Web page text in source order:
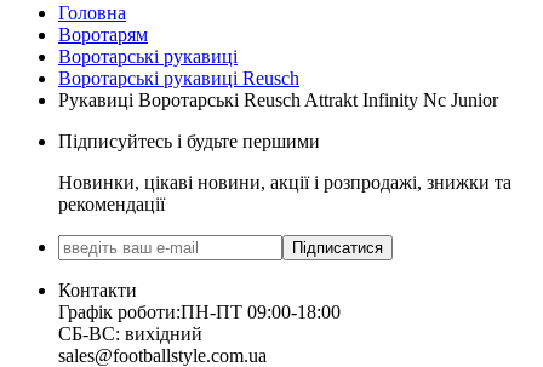
Головна
Воротарям
Воротарські рукавиці
Воротарські рукавиці Reusch
Рукавиці Воротарські Reusch Attrakt Infinity Nc Junior
Підписуйтесь і будьте першими
Новинки, цікаві новини, акції і розпродажі, знижки та
рекомендації
Підписатися
Контакти
Графік роботи:ПН-ПТ 09:00-18:00
СБ-ВС: вихідний
sales@footballstyle.com.ua